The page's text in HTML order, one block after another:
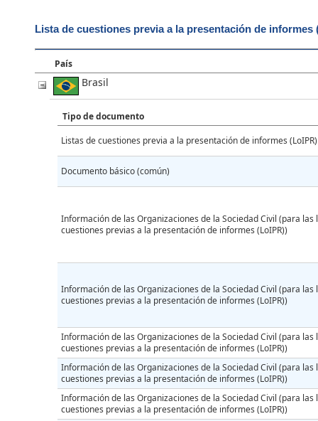
Lista de cuestiones previa a la presentación de informes
País
Brasil
Tipo de documento
Listas de cuestiones previa a la presentación de informes (LoIPR)
Documento básico (común)
Información de las Organizaciones de la Sociedad Civil (para las
cuestiones previas a la presentación de informes (LoIPR))
Información de las Organizaciones de la Sociedad Civil (para las
cuestiones previas a la presentación de informes (LoIPR))
Información de las Organizaciones de la Sociedad Civil (para las
cuestiones previas a la presentación de informes (LoIPR))
Información de las Organizaciones de la Sociedad Civil (para las
cuestiones previas a la presentación de informes (LoIPR))
Información de las Organizaciones de la Sociedad Civil (para las
cuestiones previas a la presentación de informes (LoIPR))